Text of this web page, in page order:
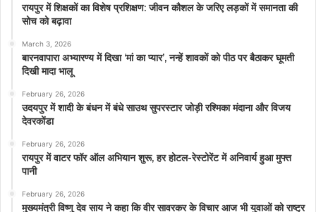
रायपुर में शिक्षकों का विशेष प्रशिक्षण: जीवन कौशल के जरिए लड़कों में समानता की
सोच को बढ़ावा
March 3, 2026
बारनवापारा अभ्यारण्य में दिखा ‘मां का प्यार’, नन्हें शावकों को पीठ पर बैठाकर घूमती
दिखी मादा भालू
February 26, 2026
उदयपुर में शादी के बंधन में बंधे साउथ सुपरस्टार जोड़ी रश्मिका मंदाना और विजय
देवरकोंडा
February 26, 2026
रायपुर में वाटर फॉर ऑल अभियान शुरू, हर होटल-रेस्टोरेंट में अनिवार्य हुआ मुफ्त
पानी
February 26, 2026
मुख्यमंत्री विष्णु देव साय ने कहा कि वीर सावरकर के विचार आज भी युवाओं को राष्ट्र